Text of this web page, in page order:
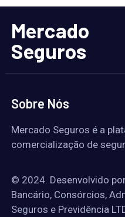
Mercado
Seguros
Sobre Nós
Mercado Seguros é a
comercialização de
© 2024. Desenvolvido
Bancário, Consórcios,
Seguros e Previdência